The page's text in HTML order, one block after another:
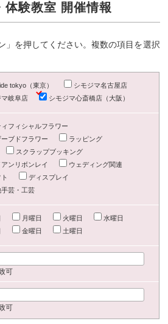
体験教室 開催情報
」を押してください。複数の項目を選択
tokyo（東京）
シモジマ名古屋店
マ岐阜店
シモジマ心斎橋店（大阪）
ィフィシャルフラワー
ーブドフラワー
ラッピング
スクラップブッキング
ンリボンレイ
ウェディング関連
ディスプレイ
手芸・工芸
月曜日 火曜日
水曜日
金曜日 土曜日
可
可